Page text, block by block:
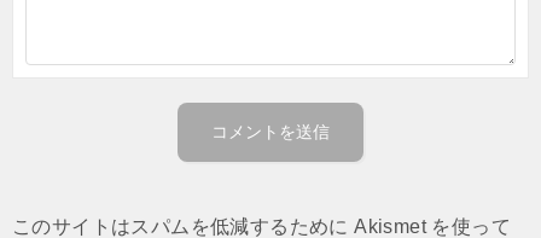
このサイトはスパムを低減するために Akismet を使って